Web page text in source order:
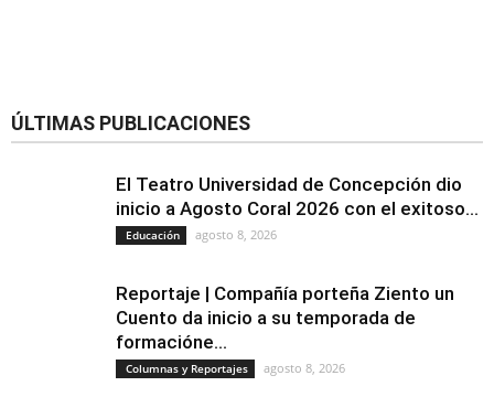
ÚLTIMAS PUBLICACIONES
El Teatro Universidad de Concepción dio
inicio a Agosto Coral 2026 con el exitoso...
Educación agosto 8, 2026
Reportaje | Compañía porteña Ziento un
Cuento da inicio a su temporada de
formacióne...
Columnas y Reportajes agosto 8, 2026